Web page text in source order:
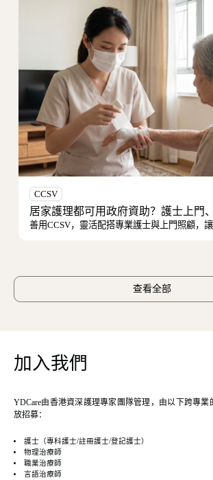
，靈活配搭專業護士與上門照顧，讓居家護理更
查看全部
加入我們
YDCare由香港資深護理專家團隊管理，由以下跨專業
放招募：
護士（專科護士/註冊護士/登記護士）
物理治療師
職業治療師
言語治療師